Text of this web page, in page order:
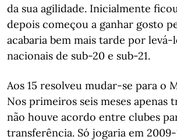
da sua agilidade. Inicialmente
depois começou a ganhar gosto
acabaria bem mais tarde por levá-
nacionais de sub-20 e sub-21.
Aos 15 resolveu mudar-se para o
Nos primeiros seis meses apenas
não houve acordo entre clubes
transferência. Só jogaria em